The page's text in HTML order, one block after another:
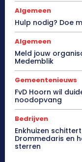
Algemeen
Hulp nodig? Doe
Algemeen
Meld jouw
Medemblik
Gemeentenieuws
FvD Hoorn wil
noodopvang
Bedrijven
Enkhuizen
Drommedaris en
sterren